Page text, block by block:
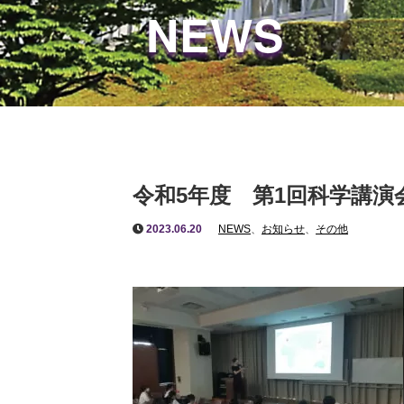
NEWS
令和5年度 第1回科学講演
2023.06.20 NEWS、 お知らせ、 その他